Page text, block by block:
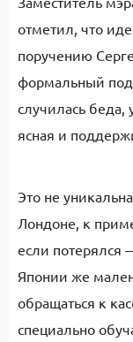
отметил, что
поручению
формальный
случилась
ясная и
Это не
Лондоне, к
если
Японии же
обращаться к
специально